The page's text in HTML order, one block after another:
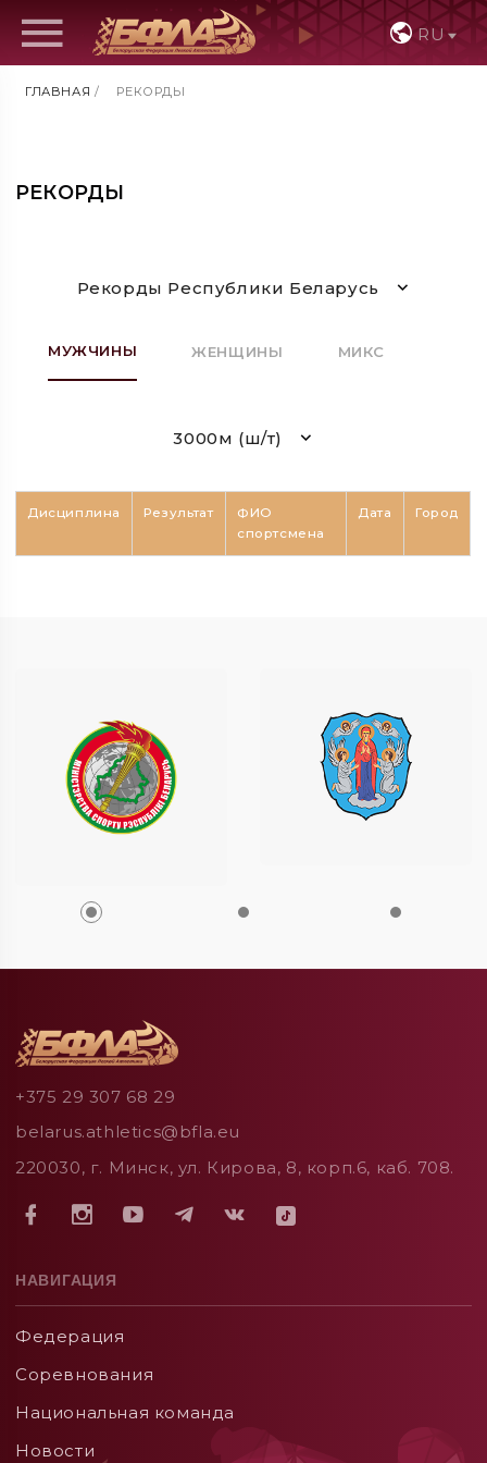
RU
ГЛАВНАЯ / РЕКОРДЫ
РЕКОРДЫ
Рекорды Республики Беларусь
МУЖЧИНЫ ЖЕНЩИНЫ МИКС
3000м (ш/т)
Дисциплина Результат
ФИО
спортсмена
Дата Город
+375 29 307 68 29
belarus.athletics@bfla.eu
220030, г. Минск, ул. Кирова, 8, корп.6, каб. 708.
НАВИГАЦИЯ
Федерация
Соревнования
Национальная команда
Новости